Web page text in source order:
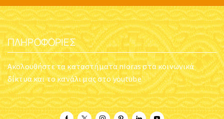
ΠΛΗΡΟΦΟΡΊΕΣ
Ακολουθήστε τα καταστήματα nioras στα κοινωνικά
δίκτυα και το κανάλι μας στο youtube